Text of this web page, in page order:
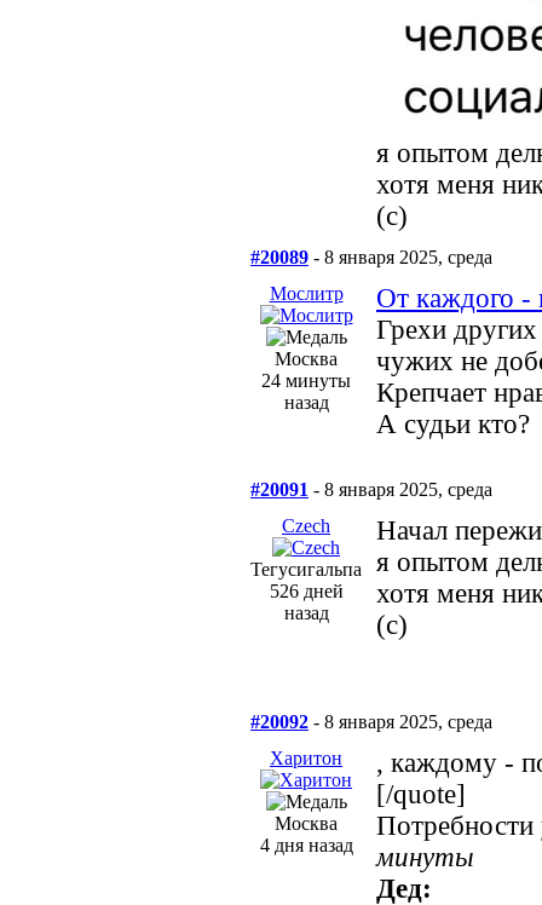
я опытом
хотя меня
(c)
#20089 - 8 января 2025, среда
Мослитр
Москва
24 минуты
назад
От каждого -
Грехи
чужих не
Крепчает
А судьи кто?
#20091 - 8 января 2025, среда
Сzech
Тегусигальпа
526 дней
назад
Начал
я опытом
хотя меня
(c)
#20092 - 8 января 2025, среда
Харитон
Москва
4 дня назад
, каждому -
[/quote]
Потребности
минуты
Дед: